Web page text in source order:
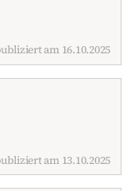
am 16.10.2025
am 13.10.2025